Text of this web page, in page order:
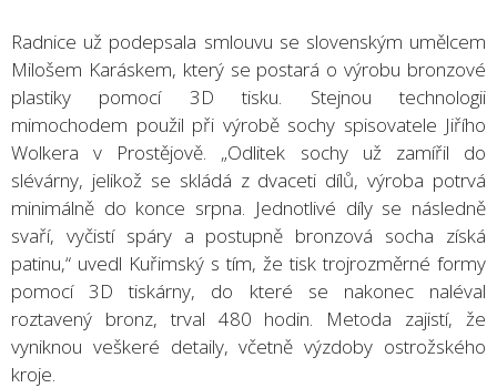
Radnice už podepsala smlouvu se slovenským umělcem
Milošem Karáskem, který se postará o výrobu bronzové
plastiky pomocí 3D tisku. Stejnou technologii
mimochodem použil při výrobě sochy spisovatele Jiřího
Wolkera v Prostějově. „Odlitek sochy už zamířil do
slévárny, jelikož se skládá z dvaceti dílů, výroba potrvá
minimálně do konce srpna. Jednotlivé díly se následně
svaří, vyčistí spáry a postupně bronzová socha získá
patinu,“ uvedl Kuřimský s tím, že tisk trojrozměrné formy
pomocí 3D tiskárny, do které se nakonec naléval
roztavený bronz, trval 480 hodin. Metoda zajistí, že
vyniknou veškeré detaily, včetně výzdoby ostrožského
kroje.